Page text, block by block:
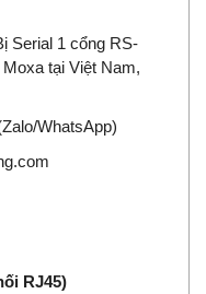
Serial 1 cổng RS-
tại Việt Nam,
WhatsApp)
RJ45)